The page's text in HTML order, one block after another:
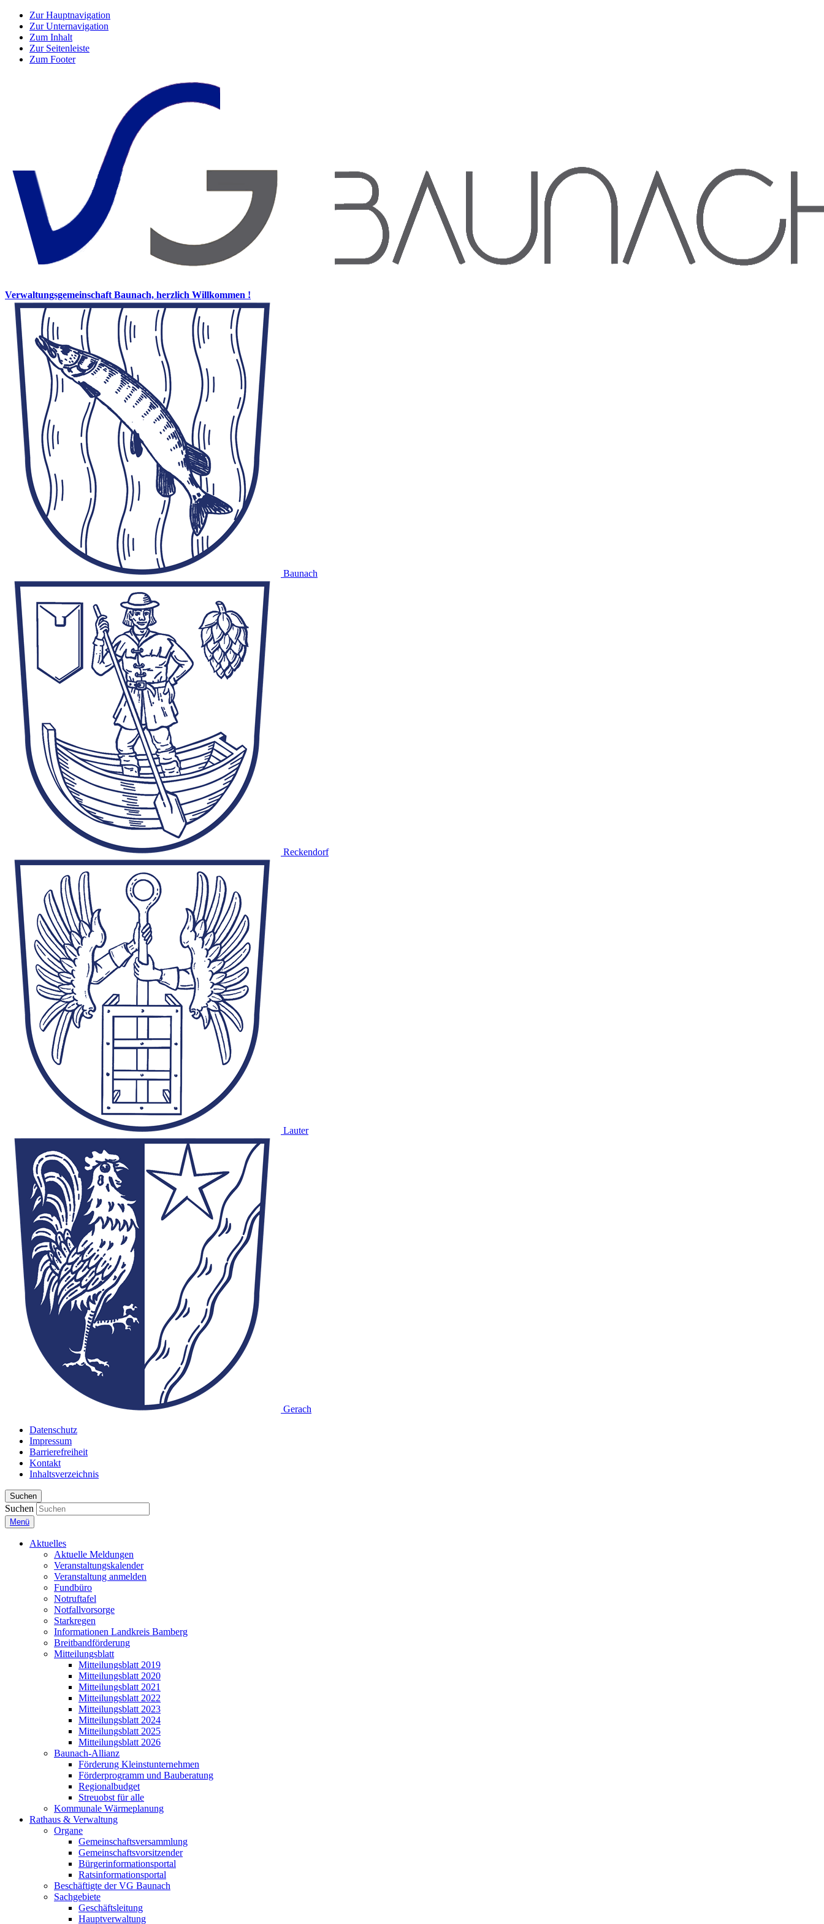
Zur Hauptnavigation
Zur Unternavigation
Zum Inhalt
Zur Seitenleiste
Zum Footer
Verwaltungsgemeinschaft Baunach, herzlich Willkommen !
Baunach
Reckendorf
Lauter
Gerach
Datenschutz
Impressum
Barrierefreiheit
Kontakt
Inhaltsverzeichnis
Suchen
Suchen
Menü
Aktuelles
Aktuelle Meldungen
Veranstaltungskalender
Veranstaltung anmelden
Fundbüro
Notruftafel
Notfallvorsorge
Starkregen
Informationen Landkreis Bamberg
Breitbandförderung
Mitteilungsblatt
Mitteilungsblatt 2019
Mitteilungsblatt 2020
Mitteilungsblatt 2021
Mitteilungsblatt 2022
Mitteilungsblatt 2023
Mitteilungsblatt 2024
Mitteilungsblatt 2025
Mitteilungsblatt 2026
Baunach-Allianz
Förderung Kleinstunternehmen
Förderprogramm und Bauberatung
Regionalbudget
Streuobst für alle
Kommunale Wärmeplanung
Rathaus & Verwaltung
Organe
Gemeinschaftsversammlung
Gemeinschaftsvorsitzender
Bürgerinformationsportal
Ratsinformationsportal
Beschäftigte der VG Baunach
Sachgebiete
Geschäftsleitung
Hauptverwaltung